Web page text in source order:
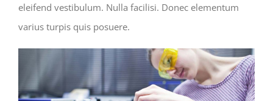
eleifend vestibulum. Nulla facilisi. Donec elementum
varius turpis quis posuere.